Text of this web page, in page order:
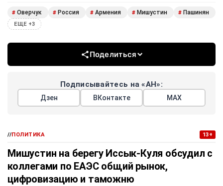
# Оверчук # Россия # Армения # Мишустин # Пашинян
ЕЩЕ +3
Поделиться
Подписывайтесь на «АН»:
Дзен ВКонтакте МАХ
//ПОЛИТИКА 13+
Мишустин на берегу Иссык-Куля обсудил с
коллегами по ЕАЭС общий рынок,
цифровизацию и таможню